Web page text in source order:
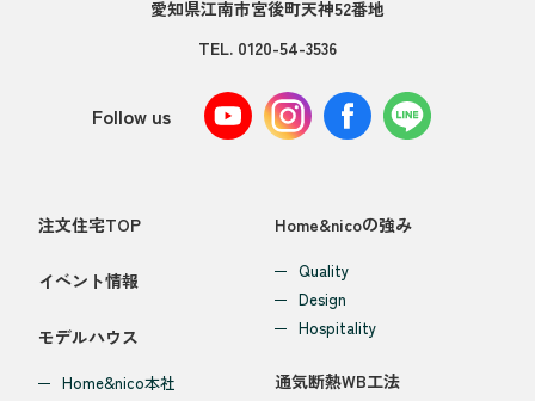
愛知県江南市宮後町天神52番地
TEL. 0120-54-3536
Follow us
注文住宅TOP
イベント情報
モデルハウス
Home&nico本社
Home&nicoの強み
Quality
Design
Hospitality
通気断熱WB工法